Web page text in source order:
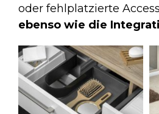
oder fehlplatzierte
ebenso wie die